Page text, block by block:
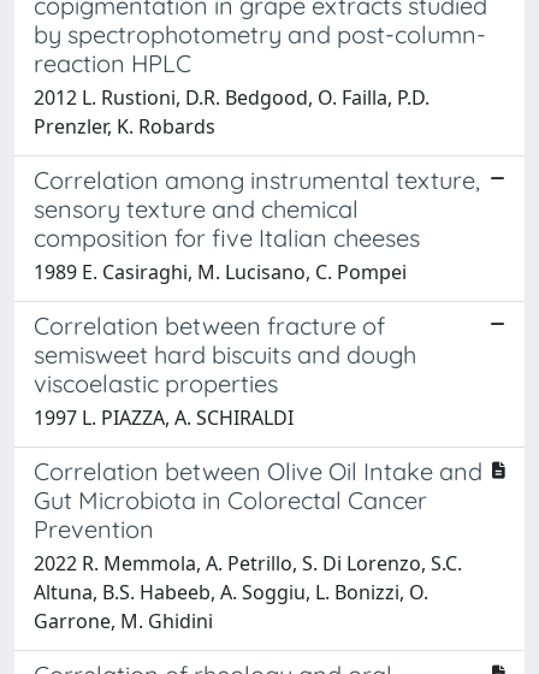
by spectrophotometry and post-column-
reaction HPLC
2012 L. Rustioni, D.R. Bedgood, O. Failla, P.D.
Prenzler, K. Robards
Correlation among instrumental texture,
sensory texture and chemical
composition for five Italian cheeses
1989 E. Casiraghi, M. Lucisano, C. Pompei
Correlation between fracture of
semisweet hard biscuits and dough
viscoelastic properties
1997 L. PIAZZA, A. SCHIRALDI
Correlation between Olive Oil Intake and
Gut Microbiota in Colorectal Cancer
Prevention
2022 R. Memmola, A. Petrillo, S. Di Lorenzo, S.C.
Altuna, B.S. Habeeb, A. Soggiu, L. Bonizzi, O.
Garrone, M. Ghidini